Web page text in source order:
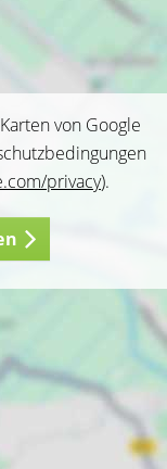
von Google
privacy).